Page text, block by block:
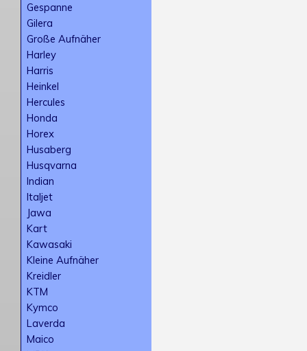
Gespanne
Gilera
Große Aufnäher
Harley
Harris
Heinkel
Hercules
Honda
Horex
Husaberg
Husqvarna
Indian
Italjet
Jawa
Kart
Kawasaki
Kleine Aufnäher
Kreidler
KTM
Kymco
Laverda
Maico